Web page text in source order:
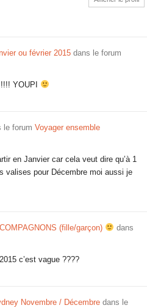
ou février 2015 dans le forum
YOUPI
le forum Voyager ensemble
en Janvier car cela veut dire qu’à 1
valises pour Décembre moi aussi je
(fille/garçon)
dans
c’est vague ????
Novembre / Décembre dans le